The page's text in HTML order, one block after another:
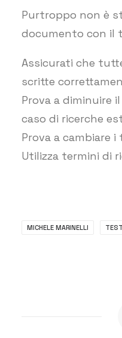
Purtroppo non è
documento con il
Assicurati che
scritte
Prova a diminuire
caso di ricerche
Prova a cambiare
Utilizza termini di
MICHELE MARINELLI